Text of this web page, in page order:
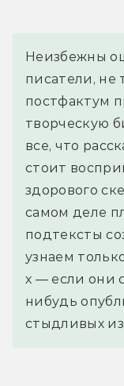
Неизбежны
писатели, не
постфактум
творческую
все, что
стоит
здорового
самом деле
подтексты
узнаем
х — если они
нибудь
стыдливых